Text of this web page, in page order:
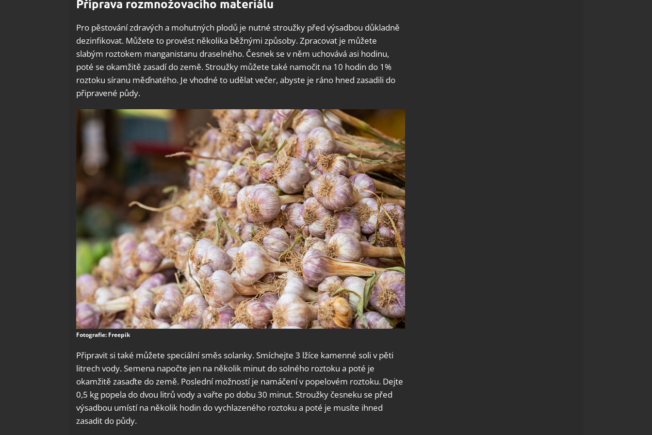
Příprava rozmnožovacího materiálu
Pro pěstování zdravých a mohutných plodů je nutné stroužky před výsadbou důkladně
dezinfikovat. Můžete to provést několika běžnými způsoby. Zpracovat je můžete
slabým roztokem manganistanu draselného. Česnek se v něm uchovává asi hodinu,
poté se okamžitě zasadí do země. Stroužky můžete také namočit na 10 hodin do 1%
roztoku síranu měďnatého. Je vhodné to udělat večer, abyste je ráno hned zasadili do
připravené půdy.
Fotografie: Freepik
Připravit si také můžete speciální směs solanky. Smíchejte 3 lžíce kamenné soli v pěti
litrech vody. Semena napočte jen na několik minut do solného roztoku a poté je
okamžitě zasaďte do země. Poslední možností je namáčení v popelovém roztoku. Dejte
0,5 kg popela do dvou litrů vody a vařte po dobu 30 minut. Stroužky česneku se před
výsadbou umístí na několik hodin do vychlazeného roztoku a poté je musíte ihned
zasadit do půdy.